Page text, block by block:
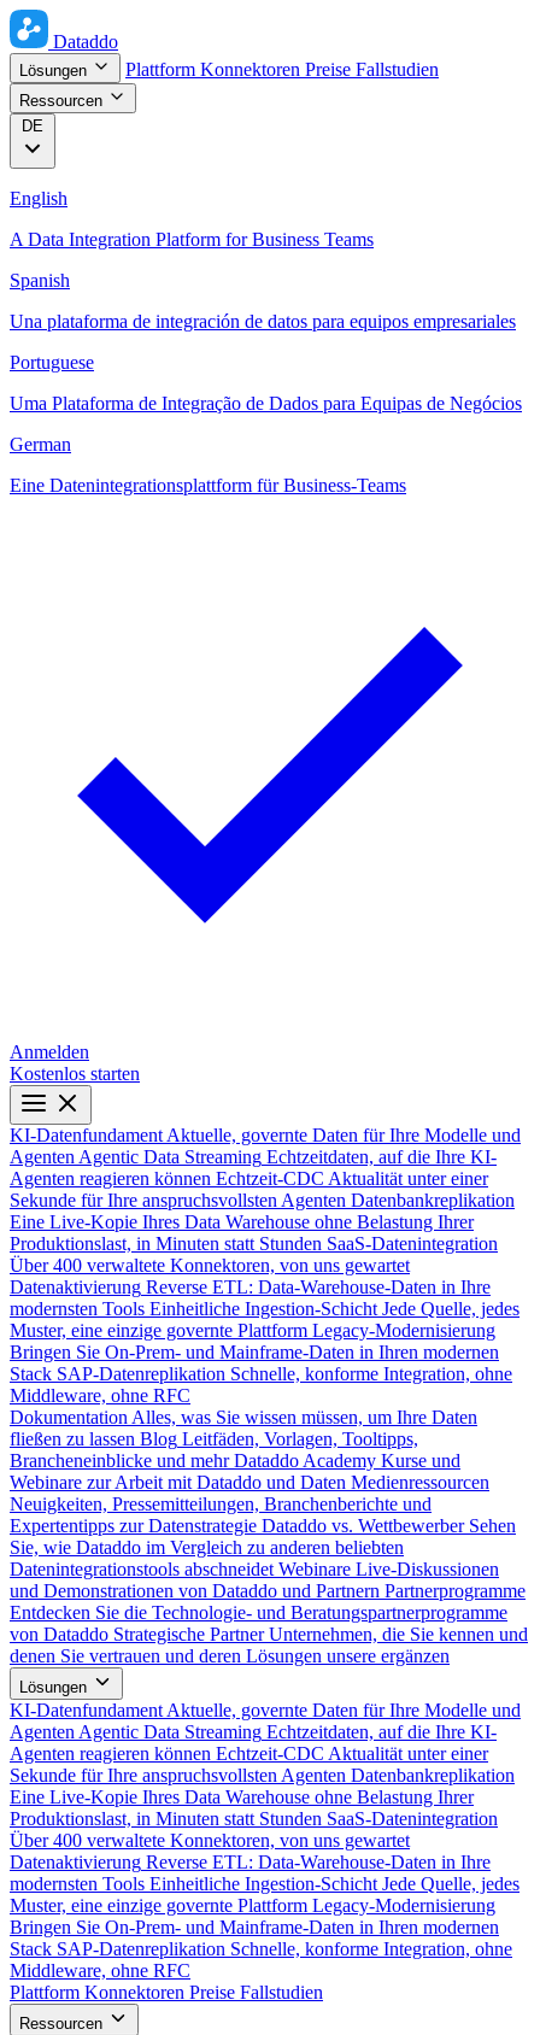
Dataddo
Lösungen Plattform Konnektoren Preise Fallstudien
Ressourcen
DE
English
A Data Integration Platform for Business Teams
Spanish
Una plataforma de integración de datos para equipos empresariales
Portuguese
Uma Plataforma de Integração de Dados para Equipas de Negócios
German
Eine Datenintegrationsplattform für Business-Teams
Anmelden
Kostenlos starten
KI-Datenfundament Aktuelle, governte Daten für Ihre Modelle und
Agenten Agentic Data Streaming Echtzeitdaten, auf die Ihre KI-
Agenten reagieren können Echtzeit-CDC Aktualität unter einer
Sekunde für Ihre anspruchsvollsten Agenten Datenbankreplikation
Eine Live-Kopie Ihres Data Warehouse ohne Belastung Ihrer
Produktionslast, in Minuten statt Stunden SaaS-Datenintegration
Über 400 verwaltete Konnektoren, von uns gewartet
Datenaktivierung Reverse ETL: Data-Warehouse-Daten in Ihre
modernsten Tools Einheitliche Ingestion-Schicht Jede Quelle, jedes
Muster, eine einzige governte Plattform Legacy-Modernisierung
Bringen Sie On-Prem- und Mainframe-Daten in Ihren modernen
Stack SAP-Datenreplikation Schnelle, konforme Integration, ohne
Middleware, ohne RFC
Dokumentation Alles, was Sie wissen müssen, um Ihre Daten
fließen zu lassen Blog Leitfäden, Vorlagen, Tooltipps,
Brancheneinblicke und mehr Dataddo Academy Kurse und
Webinare zur Arbeit mit Dataddo und Daten Medienressourcen
Neuigkeiten, Pressemitteilungen, Branchenberichte und
Expertentipps zur Datenstrategie Dataddo vs. Wettbewerber Sehen
Sie, wie Dataddo im Vergleich zu anderen beliebten
Datenintegrationstools abschneidet Webinare Live-Diskussionen
und Demonstrationen von Dataddo und Partnern Partnerprogramme
Entdecken Sie die Technologie- und Beratungspartnerprogramme
von Dataddo Strategische Partner Unternehmen, die Sie kennen und
denen Sie vertrauen und deren Lösungen unsere ergänzen
Lösungen
KI-Datenfundament Aktuelle, governte Daten für Ihre Modelle und
Agenten Agentic Data Streaming Echtzeitdaten, auf die Ihre KI-
Agenten reagieren können Echtzeit-CDC Aktualität unter einer
Sekunde für Ihre anspruchsvollsten Agenten Datenbankreplikation
Eine Live-Kopie Ihres Data Warehouse ohne Belastung Ihrer
Produktionslast, in Minuten statt Stunden SaaS-Datenintegration
Über 400 verwaltete Konnektoren, von uns gewartet
Datenaktivierung Reverse ETL: Data-Warehouse-Daten in Ihre
modernsten Tools Einheitliche Ingestion-Schicht Jede Quelle, jedes
Muster, eine einzige governte Plattform Legacy-Modernisierung
Bringen Sie On-Prem- und Mainframe-Daten in Ihren modernen
Stack SAP-Datenreplikation Schnelle, konforme Integration, ohne
Middleware, ohne RFC
Plattform Konnektoren Preise Fallstudien
Ressourcen